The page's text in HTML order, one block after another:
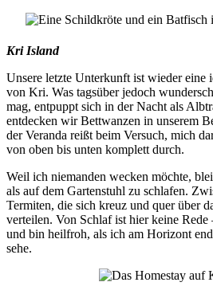
Kri Island
Unsere letzte Unterkunft ist wieder eine
von Kri. Was tagsüber jedoch
mag, entpuppt sich in der Nacht als
entdecken wir Bettwanzen in unserem
der Veranda reißt beim Versuch, mich
von oben bis unten komplett durch.
Weil ich niemanden wecken möchte,
als auf dem Gartenstuhl zu schlafen.
Termiten, die sich kreuz und quer über
verteilen. Von Schlaf ist hier keine
und bin heilfroh, als ich am Horizont
sehe.